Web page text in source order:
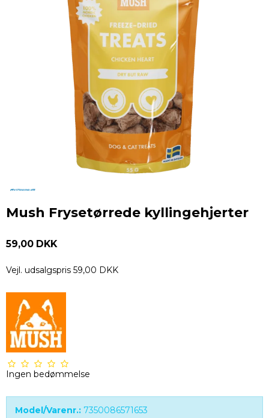
Mush Frysetørrede kyllingehjerter
59,00 DKK
Vejl. udsalgspris 59,00 DKK
Ingen bedømmelse
Model/Varenr.: 7350086571653